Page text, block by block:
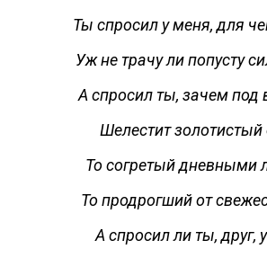
Ты спросил у меня, для
Уж не трачу ли попусту
А спросил ты, зачем под
Шелестит золотистый
То согретый дневными
То продрогший от
А спросил ли ты, друг,